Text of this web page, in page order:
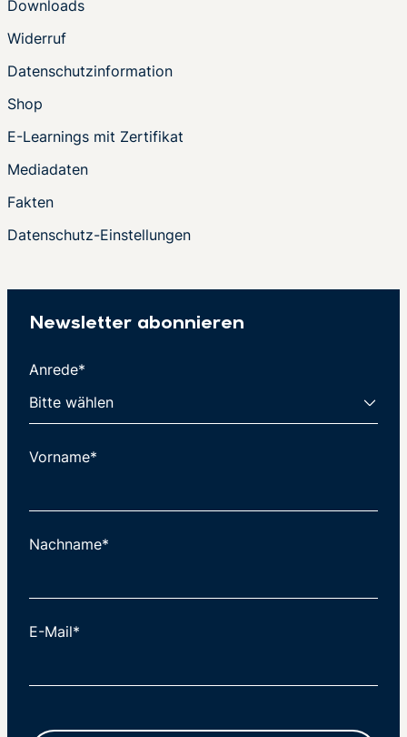
Downloads
Widerruf
Datenschutzinformation
Shop
E-Learnings mit Zertifikat
Mediadaten
Fakten
Datenschutz-Einstellungen
Newsletter abonnieren
Anrede*
Vorname*
Nachname*
E-Mail*